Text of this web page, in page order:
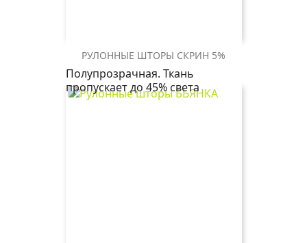
РУЛОННЫЕ ШТОРЫ СКРИН 5%
Полупрозрачная. Ткань
пропускает до 45% света
5%
2406
5%
2261
СКРИН
5%
1908
СКРИН
5%
1881
5%
18521608